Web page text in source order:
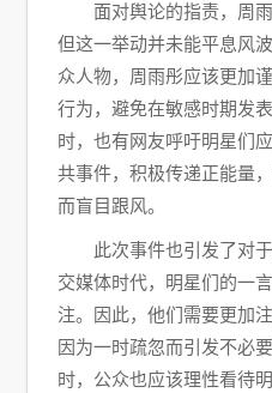
面对舆论的指责，周
但这一举动并未能平息风
众人物，周雨彤应该更加
行为，避免在敏感时期发
时，也有网友呼吁明星们
共事件，积极传递正能量
而盲目跟风。
此次事件也引发了对
交媒体时代，明星们的一
注。因此，他们需要更加
因为一时疏忽而引发不必
时，公众也应该理性看待